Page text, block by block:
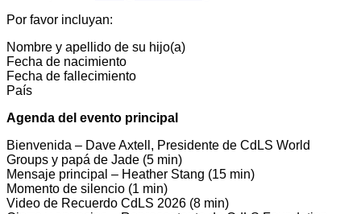
Por favor incluyan:
Nombre y apellido de su hijo(a)
Fecha de nacimiento
Fecha de fallecimiento
País
Agenda del evento principal
Bienvenida – Dave Axtell, Presidente de CdLS World
Groups y papá de Jade (5 min)
Mensaje principal – Heather Stang (15 min)
Momento de silencio (1 min)
Video de Recuerdo CdLS 2026 (8 min)